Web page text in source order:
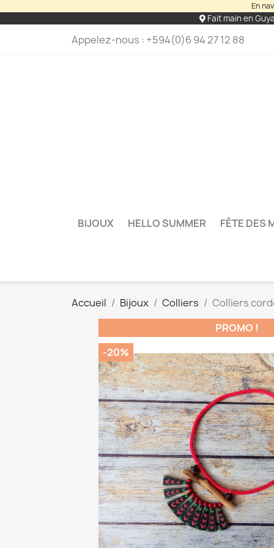
En
Fait main en
Appelez-nous : +594(0)6 94 27 12 88
BIJOUX HELLO SUMMER FÊTE DES
Accueil Bijoux Colliers
Colliers
PROMO !
-20%